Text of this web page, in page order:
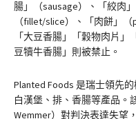
腸」（sausage）、「絞肉
（fillet/slice）、「肉餅」
「大豆香腸」「穀物肉片
豆犢牛香腸」則被禁止。
Planted Foods 是瑞士領先
白漢堡、排、香腸等產品。
Wemmer）對判決表達失望